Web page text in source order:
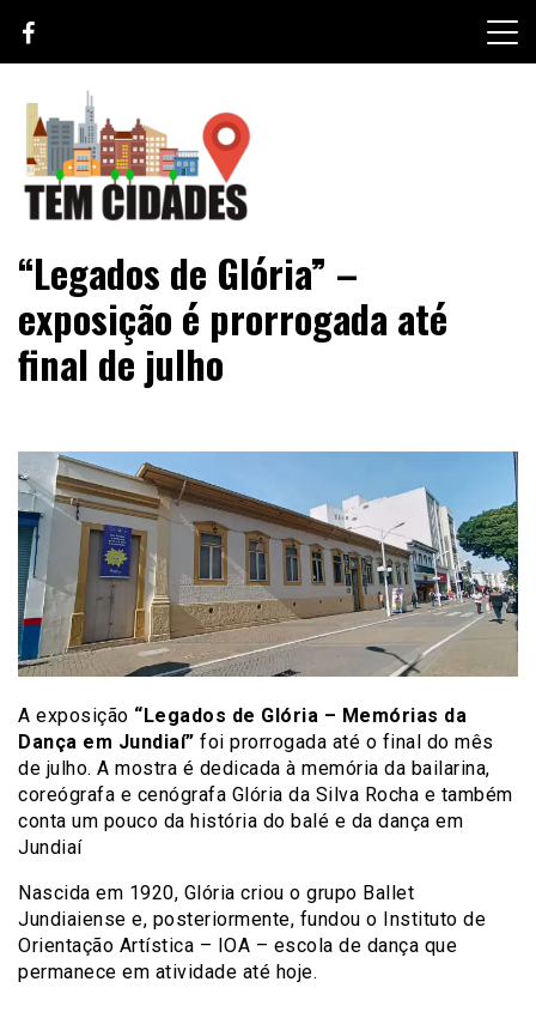
content
TEM CIDADES
“Legados de Glória” –
exposição é prorrogada até
final de julho
A exposição “Legados de Glória – Memórias da
Dança em Jundiaí” foi prorrogada até o final do mês
de julho. A mostra é dedicada à memória da bailarina,
coreógrafa e cenógrafa Glória da Silva Rocha e também
conta um pouco da história do balé e da dança em
Jundiaí
Nascida em 1920, Glória criou o grupo Ballet
Jundiaiense e, posteriormente, fundou o Instituto de
Orientação Artística – IOA – escola de dança que
permanece em atividade até hoje.